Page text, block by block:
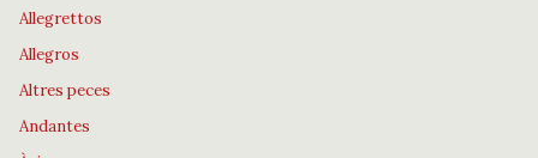
Allegrettos
Allegros
Altres peces
Andantes